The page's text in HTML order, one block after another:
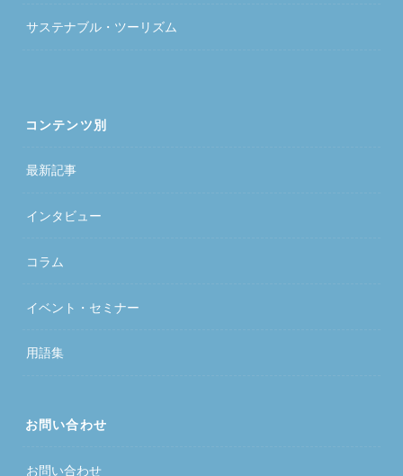
サステナブル・ツーリズム
コンテンツ別
最新記事
インタビュー
コラム
イベント・セミナー
用語集
お問い合わせ
お問い合わせ